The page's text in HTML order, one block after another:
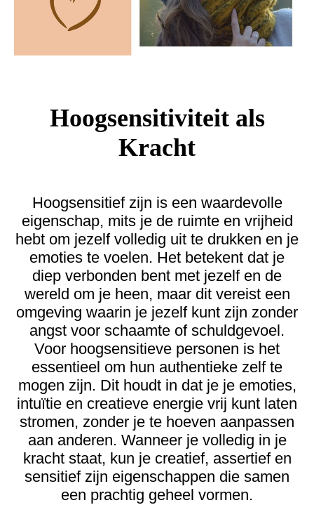
Hoogsensitiviteit als
Kracht
Hoogsensitief zijn is een waardevolle
eigenschap, mits je de ruimte en vrijheid
hebt om jezelf volledig uit te drukken en je
emoties te voelen. Het betekent dat je
diep verbonden bent met jezelf en de
wereld om je heen, maar dit vereist een
omgeving waarin je jezelf kunt zijn zonder
angst voor schaamte of schuldgevoel.
Voor hoogsensitieve personen is het
essentieel om hun authentieke zelf te
mogen zijn. Dit houdt in dat je je emoties,
intuïtie en creatieve energie vrij kunt laten
stromen, zonder je te hoeven aanpassen
aan anderen. Wanneer je volledig in je
kracht staat, kun je creatief, assertief en
sensitief zijn eigenschappen die samen
een prachtig geheel vormen.